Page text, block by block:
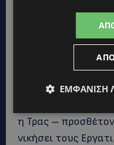
«Γνωρίζω ότι οι
βρίσκουν απήχηση
περιλαμβάνουν την
καθένας να
χαμηλή φορολογία.
η Τρας –
νικήσει τους
ΕΜΦΆΝΙΣΗ